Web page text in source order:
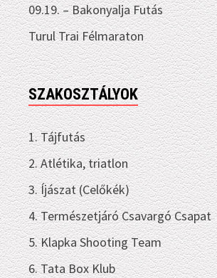
09.19. – Bakonyalja Futás
Turul Trai Félmaraton
SZAKOSZTÁLYOK
1. Tájfutás
2. Atlétika, triatlon
3. Íjászat (Celőkék)
4. Természetjáró Csavargó Csapat
5. Klapka Shooting Team
6. Tata Box Klub